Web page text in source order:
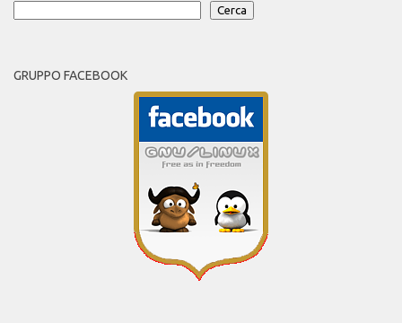
Cerca
GRUPPO FACEBOOK